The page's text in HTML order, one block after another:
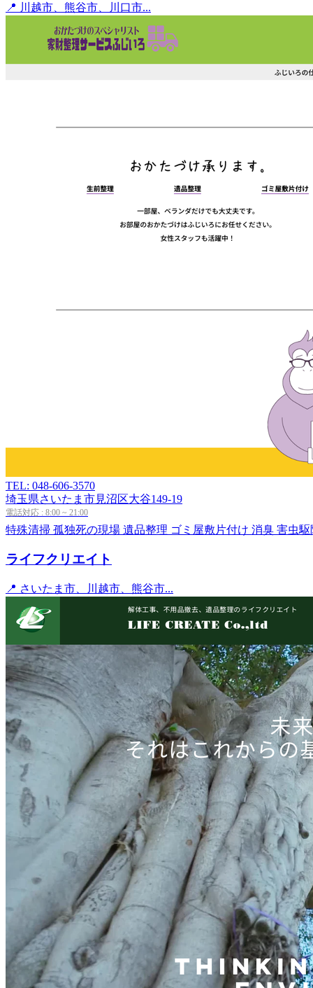
📍 川越市、熊谷市、川口市...
TEL: 048-606-3570
埼玉県さいたま市見沼区大谷149-19
電話対応 : 8:00 ~ 21:00
特殊清掃 孤独死の現場 遺品整理 ゴミ屋敷片付け 消臭 害虫駆
ライフクリエイト
📍 さいたま市、川越市、熊谷市...